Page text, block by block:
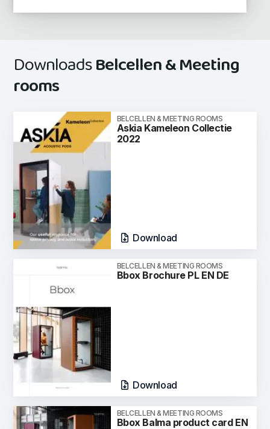
DownloadsBelcellen & Meeting
rooms
BELCELLEN & MEETING ROOMS
Askia Kameleon Collectie
2022
Download
BELCELLEN & MEETING ROOMS
Bbox Brochure PL EN DE
Download
BELCELLEN & MEETING ROOMS
Bbox Balma product card EN